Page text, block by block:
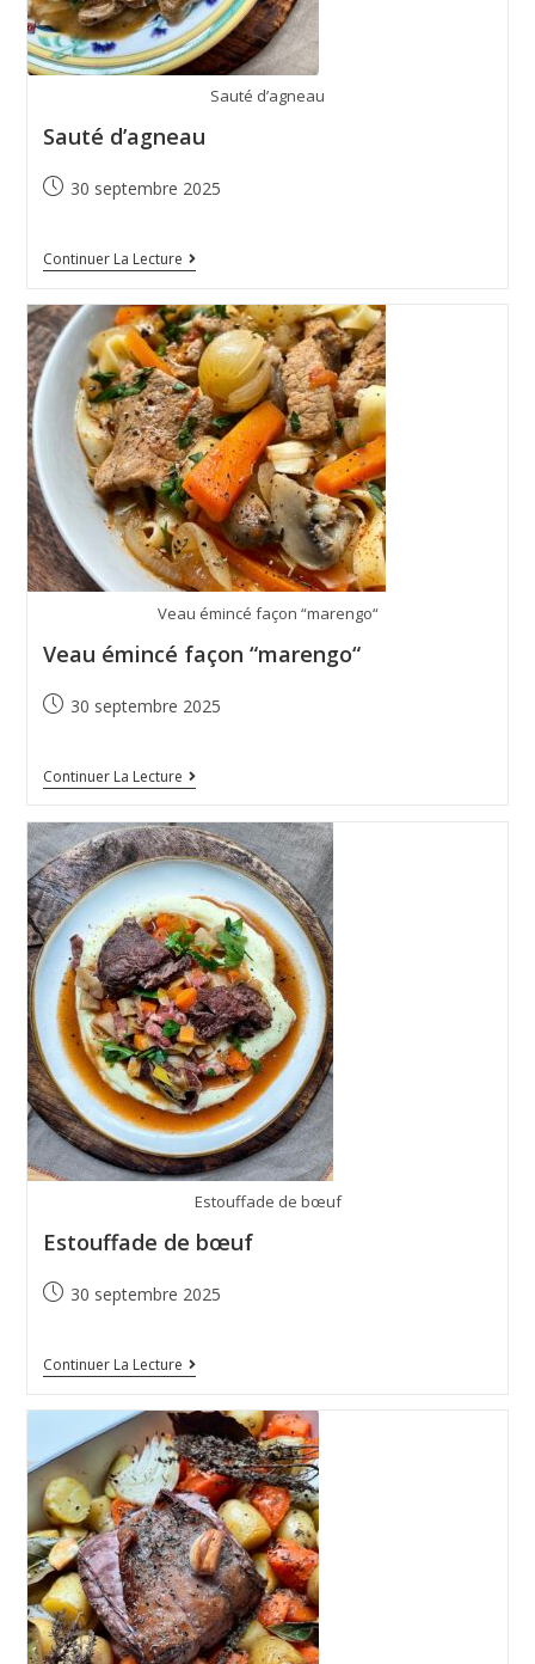
Sauté d’agneau
Sauté d’agneau
30 septembre 2025
Continuer La Lecture
Veau émincé façon “marengo“
Veau émincé façon “marengo“
30 septembre 2025
Continuer La Lecture
Estouffade de bœuf
Estouffade de bœuf
30 septembre 2025
Continuer La Lecture